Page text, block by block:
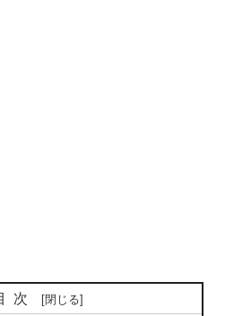
次